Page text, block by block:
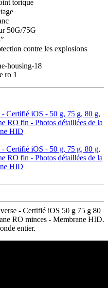
torique
50G/75G
contre les explosions
- Certifié iOS 50 g 75 g 80
RO minces - Membrane HID.
entier.